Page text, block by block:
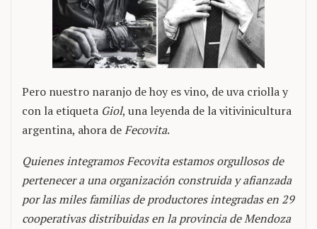
Pero nuestro naranjo de hoy es vino, de uva criolla y
con la etiqueta Giol, una leyenda de la vitivinicultura
argentina, ahora deFecovita.
Quienes integramos Fecovita estamos orgullosos de
pertenecer a una organización construida y afianzada
por las miles familias de productores integradas en 29
cooperativas distribuidas en la provincia de Mendoza